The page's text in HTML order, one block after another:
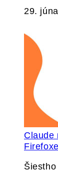
29.
Claude